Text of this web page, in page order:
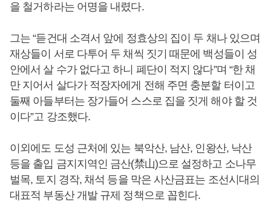
을 철거하라는 어명을 내렸다.
그는 “듣건대 소격서 앞에 정효상의 집이 두 채나 있으며
재상들이 서로 다투어 두 채씩 짓기 때문에 백성들이 성
안에서 살 수가 없다고 하니 폐단이 적지 않다”며 “한 채
만 지어서 살다가 적장자에게 전해 주면 충분할 터이고
둘째 아들부터는 장가들어 스스로 집을 짓게 해야 할 것
이다”고 강조했다.
이외에도 도성 근처에 있는 북악산, 남산, 인왕산, 낙산
등을 출입 금지지역인 금산(禁山)으로 설정하고 소나무
벌목, 토지 경작, 채석 등을 막은 사산금표는 조선시대의
대표적 부동산 개발 규제 정책으로 꼽힌다.